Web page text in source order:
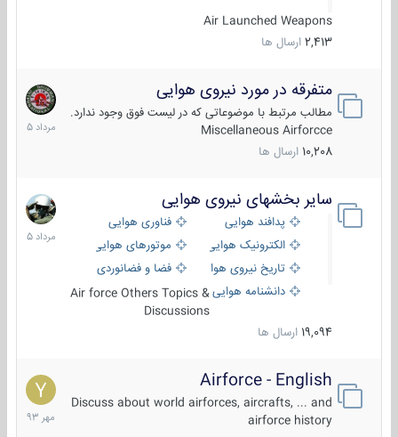
Air Launched Weapons
2,413 ارسال ها
متفرقه در مورد نیروی هوایی
مطالب مرتبط با موضوعاتی که در لیست فوق وجود ندارد.
Miscellaneous Airforcce
10,208 ارسال ها
7
مرداد
1405
سایر بخشهای نیروی هوایی
پدافند هوایی
فناوری هوایی
الکترونیک هوایی
موتورهای هوایی
تاریخ نیروی هوایی
فضا و فضانوردی
دانشنامه هواییAir force Others Topics &
Discussions
19,094 ارسال ها
2
مرداد
1405
Airforce - English
Discuss about world airforces, aircrafts, ... and
airforce history
15
مهر
1393